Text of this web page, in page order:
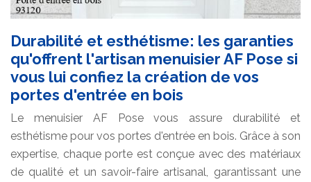
Durabilité et esthétisme: les garanties
qu'offrent l'artisan menuisier AF Pose si
vous lui confiez la création de vos
portes d'entrée en bois
Le menuisier AF Pose vous assure durabilité et
esthétisme pour vos portes d'entrée en bois. Grâce à son
expertise, chaque porte est conçue avec des matériaux
de qualité et un savoir-faire artisanal, garantissant une